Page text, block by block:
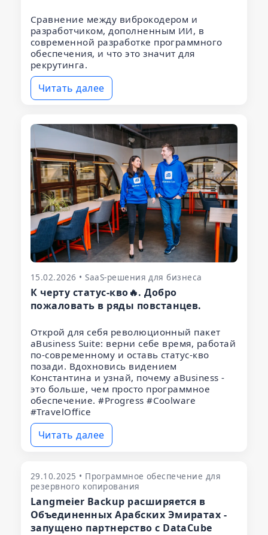
Сравнение между виброкодером и
разработчиком, дополненным ИИ, в
современной разработке программного
обеспечения, и что это значит для
рекрутинга.
Читать далее
15.02.2026 • SaaS-решения для бизнеса
К черту статус-кво🔥. Добро
пожаловать в ряды повстанцев.
Открой для себя революционный пакет
aBusiness Suite: верни себе время, работай
по-современному и оставь статус-кво
позади. Вдохновись видением
Константина и узнай, почему aBusiness -
это больше, чем просто программное
обеспечение. #Progress #Coolware
#TravelOffice
Читать далее
29.10.2025 • Программное обеспечение для
резервного копирования
Langmeier Backup расширяется в
Объединенных Арабских Эмиратах -
запущено партнерство с DataCube